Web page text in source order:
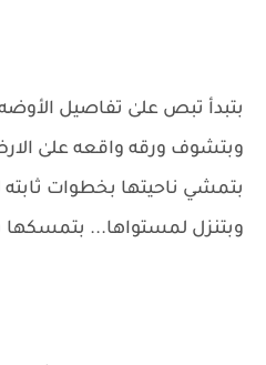
بتبدأ تبص علىٰ تفاصيل
وبتشوف ورقه واقعه علىٰ
بتمشي ناحيتها بخطوات
وبتنزل لمستواها... بتمسكها